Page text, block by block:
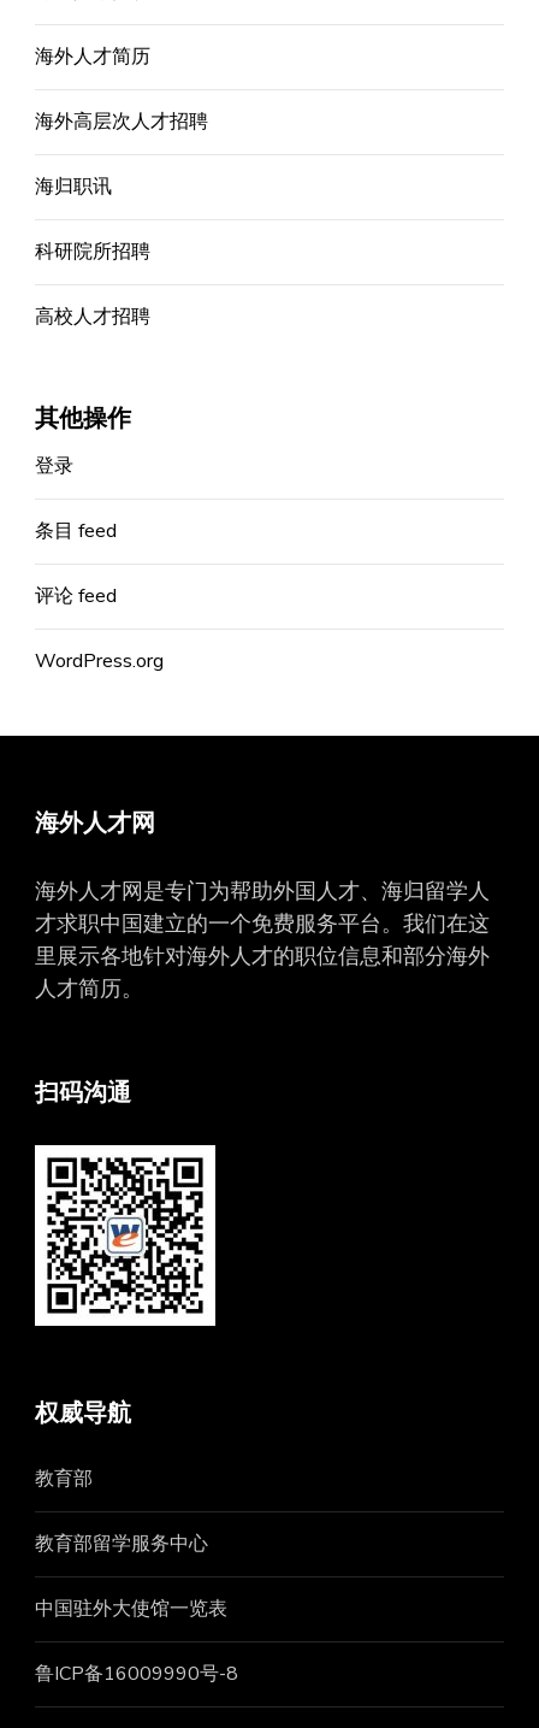
海外人才简历
海外高层次人才招聘
海归职讯
科研院所招聘
高校人才招聘
其他操作
登录
条目 feed
评论 feed
WordPress.org
海外人才网
海外人才网是专门为帮助外国人才、海归留学人
才求职中国建立的一个免费服务平台。我们在这
里展示各地针对海外人才的职位信息和部分海外
人才简历。
扫码沟通
权威导航
教育部
教育部留学服务中心
中国驻外大使馆一览表
鲁ICP备16009990号-8